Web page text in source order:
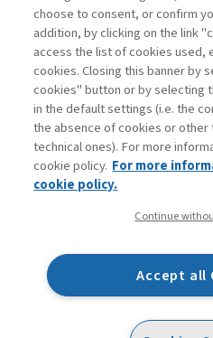
Contatti
Abbonamenti
Archivio rubriche
Privacy
Dichiarazione di accessibilità
Mappa del sito
choose to consent, or confirm
addition, by clicking on the link
access the list of cookies used,
cookies. Closing this banner by
cookies" button or by selecting
in the default settings (i.e. the
the absence of cookies or
technical ones). For more
cookie policy. For more
cookie policy.
Continue
Accept all